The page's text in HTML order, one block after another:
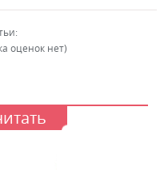
оценок нет)